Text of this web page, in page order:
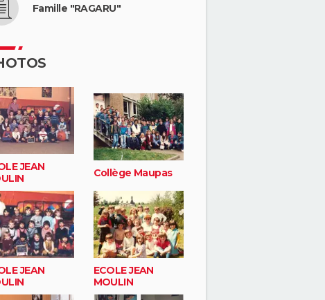
Famille "RAGARU"
JEAN
Collège Maupas
JEAN
ECOLE JEAN
MOULIN